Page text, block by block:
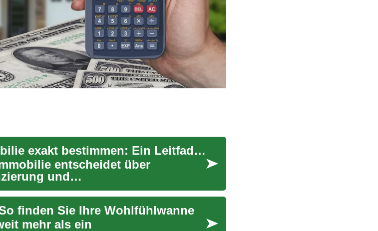
Marktwert Ihrer Immobilie exakt bestimmen: Ein Leitfaden
entscheidet über
und
Dieser L...
finden Sie Ihre Wohlfühlwanne
mehr als ein